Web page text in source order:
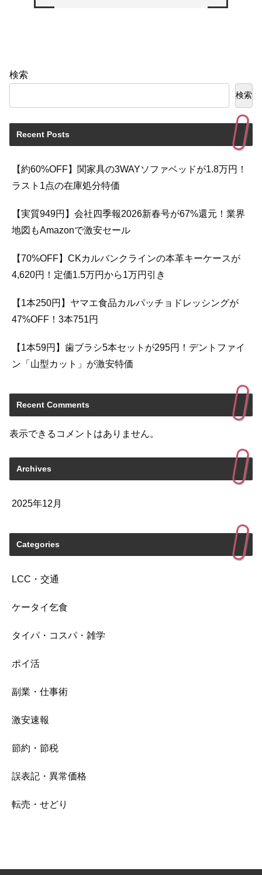
検索
検索
Recent Posts
【約60%OFF】関家具の3WAYソファベッドが1.8万円！
ラスト1点の在庫処分特価
【実質949円】会社四季報2026新春号が67%還元！業界
地図もAmazonで激安セール
【70%OFF】CKカルバンクラインの本革キーケースが
4,620円！定価1.5万円から1万円引き
【1本250円】ヤマエ食品カルパッチョドレッシングが
47%OFF！3本751円
【1本59円】歯ブラシ5本セットが295円！デントファイ
ン「山型カット」が激安特価
Recent Comments
表示できるコメントはありません。
Archives
2025年12月
Categories
LCC・交通
ケータイ乞食
タイパ・コスパ・雑学
ポイ活
副業・仕事術
激安速報
節約・節税
誤表記・異常価格
転売・せどり